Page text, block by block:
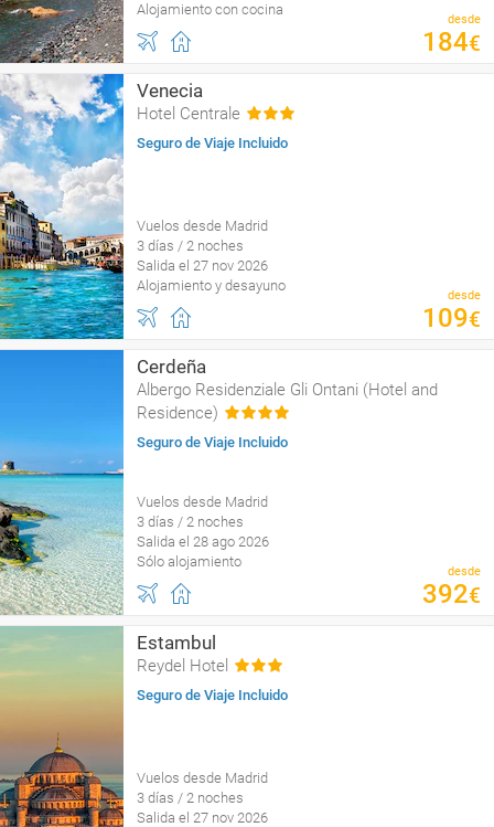
Alojamiento con cocina
desde
184€
Venecia
Hotel Centrale
Seguro de Viaje Incluido
Vuelos desde Madrid
3 días / 2 noches
Salida el 27 nov 2026
Alojamiento y desayuno
desde
109€
Cerdeña
Albergo Residenziale Gli Ontani (Hotel and
Residence)
Seguro de Viaje Incluido
Vuelos desde Madrid
3 días / 2 noches
Salida el 28 ago 2026
Sólo alojamiento
desde
392€
Estambul
Reydel Hotel
Seguro de Viaje Incluido
Vuelos desde Madrid
3 días / 2 noches
Salida el 27 nov 2026